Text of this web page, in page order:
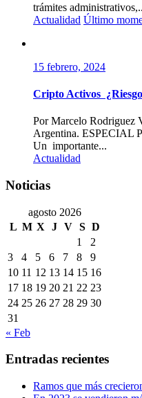
trámites
Actualidad Último
15 febrero, 2024
Cripto Activos
Por Marcelo Rodriguez
Argentina. ESPECIAL
Un importante...
Actualidad
Noticias
agosto 2026
L M X J V S D
1
2
3
4 5 6 7 8
9
10 11 12 13 14 15 16
17 18 19 20 21 22 23
24 25 26 27 28 29 30
31
« Feb
Entradas recientes
Ramos que más